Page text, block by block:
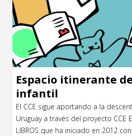
Espacio itinerante
infantil
El CCE sigue aportando a la
Uruguay a través del proyecto CCE
LIBROS que ha iniciado en 2012